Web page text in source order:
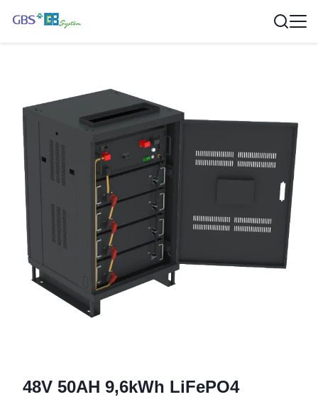
48V 50AH 9,6kWh LiFePO4